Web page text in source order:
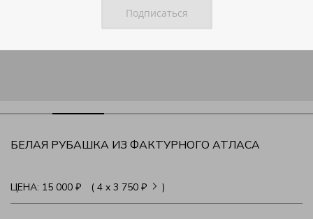
БЕЛАЯ РУБАШКА ИЗ ФАКТУРНОГО АТЛАСА
ЦЕНА: 15 000 ₽ ( 4 x 3 750 ₽ )